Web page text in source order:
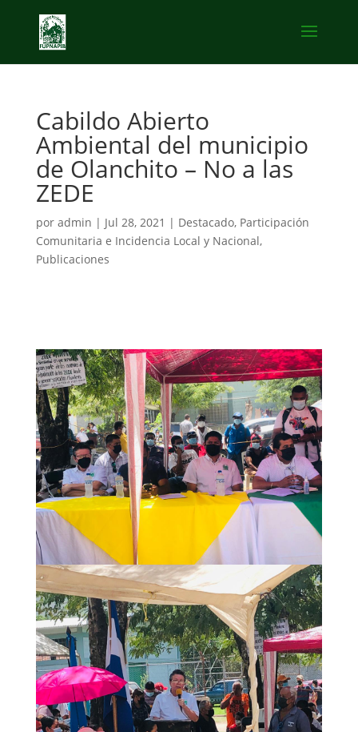
Cabildo Abierto
Ambiental del municipio
de Olanchito – No a las
ZEDE
por admin | Jul 28, 2021 | Destacado, Participación
Comunitaria e Incidencia Local y Nacional,
Publicaciones